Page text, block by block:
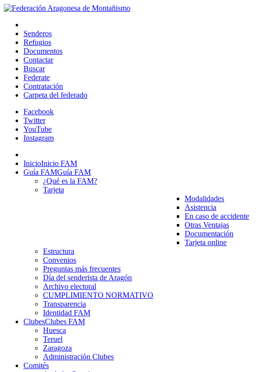
Senderos
Refugios
Documentos
Contactar
Buscar
Federate
Contratación
Carpeta del federado
Facebook
Twitter
YouTube
Instagram
InicioInicio FAM
Guía FAMGuía FAM
¿Qué es la FAM?
Tarjeta
Modalidades
Asistencia
En caso de accidente
Otras Ventajas
Documentación
Tarjeta online
Estructura
Convenios
Preguntas más frecuentes
Día del senderista de Aragón
Archivo electoral
CUMPLIMIENTO NORMATIVO
Transparencia
Identidad FAM
ClubesClubes FAM
Huesca
Teruel
Zaragoza
Administración Clubes
Comités